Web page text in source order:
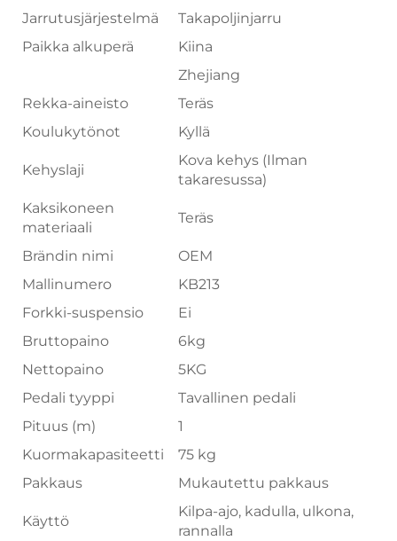
Jarrutusjärjestelmä
Takapoljinjarru
Paikka alkuperä
Kiina
Zhejiang
Rekka-aineisto
Teräs
Koulukytönot
Kyllä
Kehyslaji
Kova kehys (Ilman
takaresussa)
Kaksikoneen
materiaali
Teräs
Brändin nimi
OEM
Mallinumero
KB213
Forkki-suspensio
Ei
Bruttopaino
6kg
Nettopaino
5KG
Pedali tyyppi
Tavallinen pedali
Pituus (m)
1
Kuormakapasiteetti
75 kg
Pakkaus
Mukautettu pakkaus
Käyttö
Kilpa-ajo, kadulla, ulkona,
rannalla